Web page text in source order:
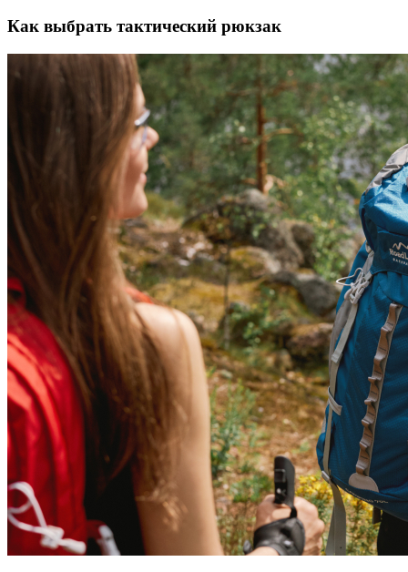
Как выбрать тактический рюкзак